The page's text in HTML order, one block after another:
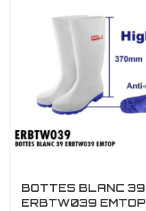
BOTTES BLANC 39
ERBTW039 EMTOP